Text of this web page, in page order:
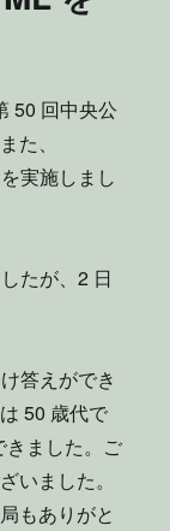
50 回中央公
た、
実施しまし
たが、2 日
答えができ
50 歳代で
きました。ご
いました。
もありがと